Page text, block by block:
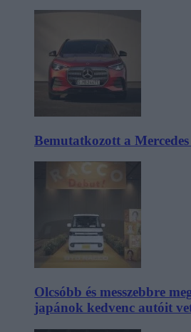
Bemutatkozott a
Olcsóbb és messzebbre
japánok kedvenc autóit